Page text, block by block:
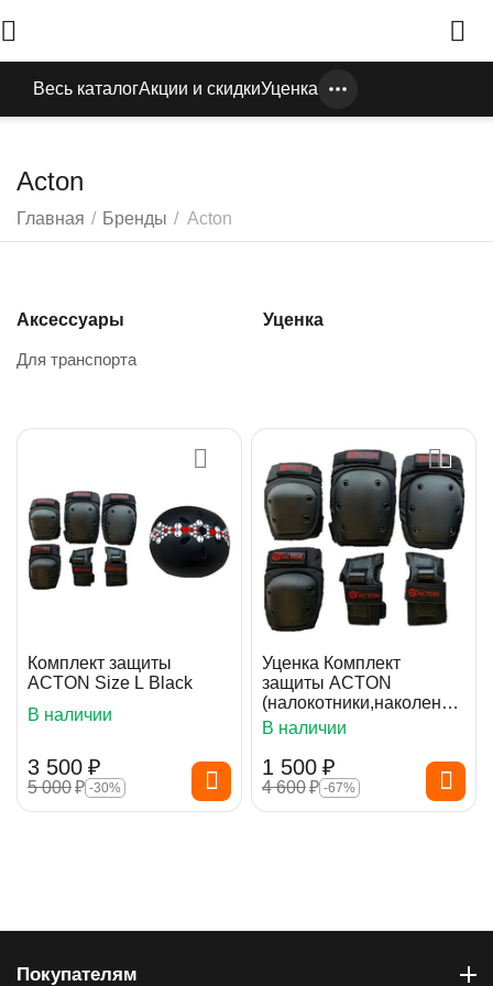
Весь каталогАкции и скидкиУценка
Acton
Главная / Бренды / Acton
Аксессуары
Для транспорта
Уценка
Комплект защиты
ACTON Size L Black
В наличии
3 500 ₽
5 000₽ -30%
Уценка Комплект
защиты ACTON
(налокотники,наколенни
ки,защита рук) размер M
В наличии
1 500 ₽
4 600₽ -67%
Покупателям